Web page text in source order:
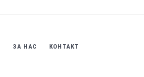
ЗА НАС КОНТАКТ